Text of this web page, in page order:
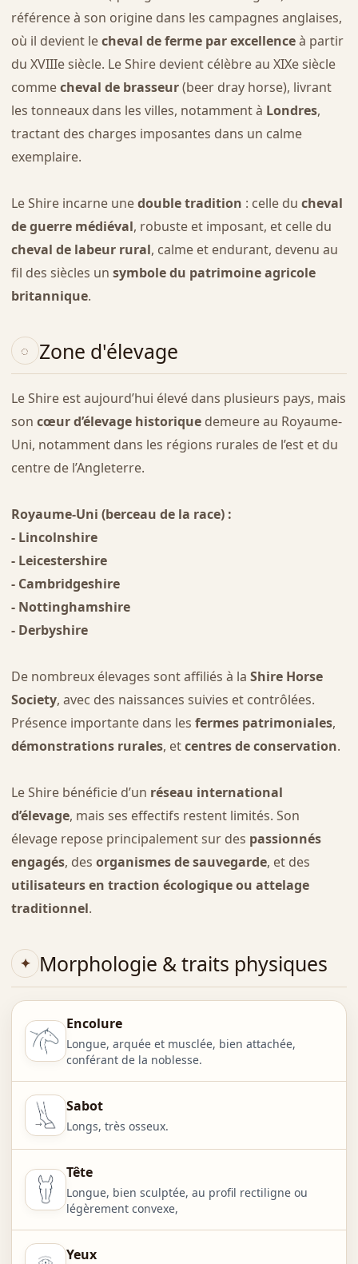
référence à son origine dans les campagnes anglaises,
où il devient lecheval de ferme par excellenceà partir
du XVIIIe siècle. Le Shire devient célèbre au XIXe siècle
commecheval de brasseur(beer dray horse), livrant
les tonneaux dans les villes, notamment à Londres,
tractant des charges imposantes dans un calme
exemplaire.
Le Shire incarne unedouble tradition : celle du cheval
de guerre médiéval, robuste et imposant, et celle du
cheval de labeur rural, calme et endurant, devenu au
fil des siècles un symbole du patrimoine agricole
britannique.
Zone d'élevage
Le Shire est aujourd’hui élevé dans plusieurs pays, mais
son cœur d’élevage historiquedemeure au Royaume-
Uni, notamment dans les régions rurales de l’est et du
centre de l’Angleterre.
Royaume-Uni (berceau de la race) :
- Lincolnshire
- Leicestershire
- Cambridgeshire
- Nottinghamshire
- Derbyshire
De nombreux élevages sont affiliés à la Shire Horse
Society, avec des naissances suivies et contrôlées.
Présence importante dans les fermes patrimoniales,
démonstrations rurales, etcentres de conservation.
Le Shire bénéficie d’un réseau international
d’élevage, mais ses effectifs restent limités. Son
élevage repose principalement sur des passionnés
engagés, des organismes de sauvegarde, et des
utilisateurs en traction écologique ou attelage
traditionnel.
Morphologie & traits physiques
Encolure
Longue, arquée et musclée, bien attachée,
conférant de la noblesse.
Sabot
Longs, très osseux.
Tête
Longue, bien sculptée, au profil rectiligne ou
légèrement convexe,
Yeux